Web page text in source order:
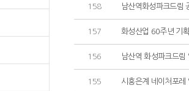
158 남산역화성파크드림
157 화성산업 60주년 기
156 남산역 화성파크드
155 시흥은계 네이처포